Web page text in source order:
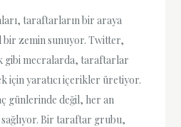
taraftarların bir araya
bir zemin sunuyor. Twitter,
gibi mecralarda, taraftarlar
için yaratıcı içerikler üretiyor.
günlerinde değil, her an
sağlıyor. Bir taraftar grubu,